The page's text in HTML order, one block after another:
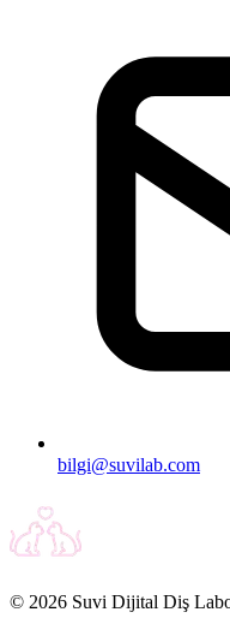
bilgi@suvilab.com
© 2026 Suvi Dijital Diş